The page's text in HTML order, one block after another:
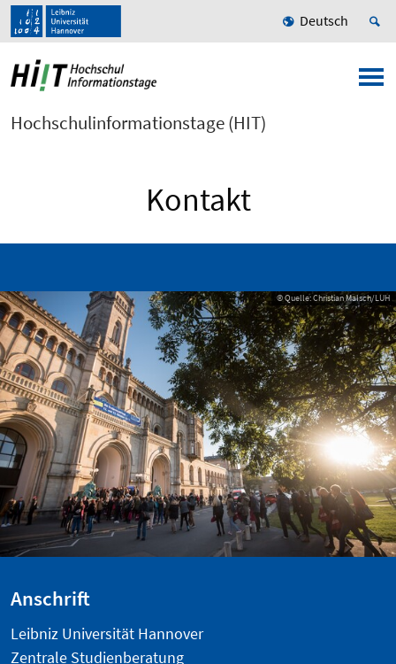
Deutsch
Hochschulinformationstage (HIT)
Kontakt
© Quelle: Christian Malsch/LUH
Anschrift
Leibniz Universität Hannover
Zentrale Studienberatung